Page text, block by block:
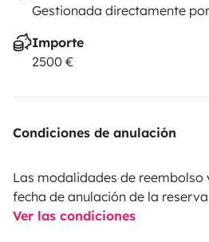
Gestionada directamente
Importe
2500 €
Condiciones de anulación
Las modalidades de reembolso
fecha de anulación de la
Ver las condiciones